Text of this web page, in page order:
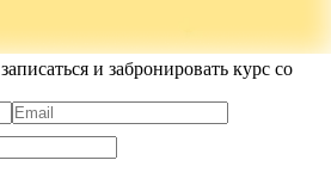
и забронировать курс со